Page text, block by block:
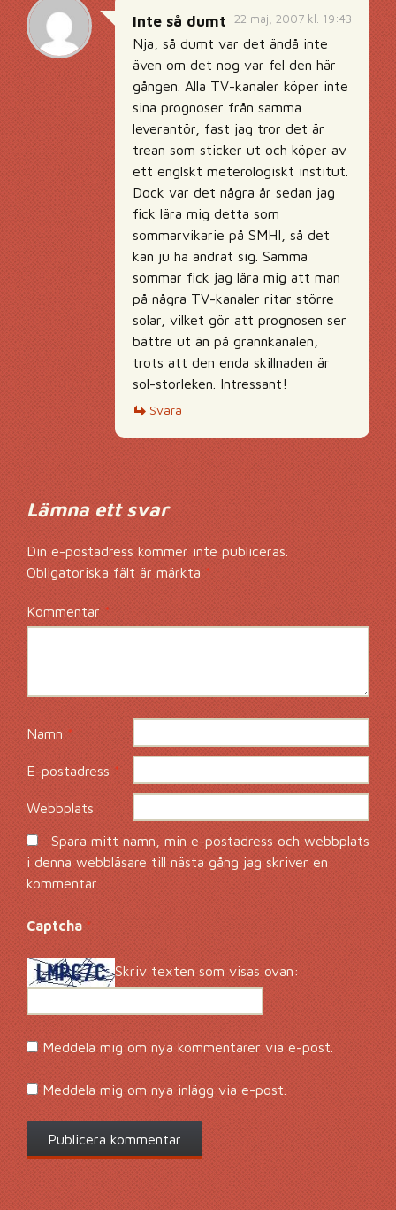
22 maj, 2007 kl. 19:43
Inte så dumt
Nja, så dumt var det ändå inte
även om det nog var fel den här
gången. Alla TV-kanaler köper inte
sina prognoser från samma
leverantör, fast jag tror det är
trean som sticker ut och köper av
ett englskt meterologiskt institut.
Dock var det några år sedan jag
fick lära mig detta som
sommarvikarie på SMHI, så det
kan ju ha ändrat sig. Samma
sommar fick jag lära mig att man
på några TV-kanaler ritar större
solar, vilket gör att prognosen ser
bättre ut än på grannkanalen,
trots att den enda skillnaden är
sol-storleken. Intressant!
Svara
Lämna ett svar
Din e-postadress kommer inte publiceras.
Obligatoriska fält är märkta*
Kommentar *
Namn *
E-postadress *
Webbplats
Spara mitt namn, min e-postadress och webbplats
i denna webbläsare till nästa gång jag skriver en
kommentar.
Captcha*
Skriv texten som visas ovan:
Meddela mig om nya kommentarer via e-post.
Meddela mig om nya inlägg via e-post.